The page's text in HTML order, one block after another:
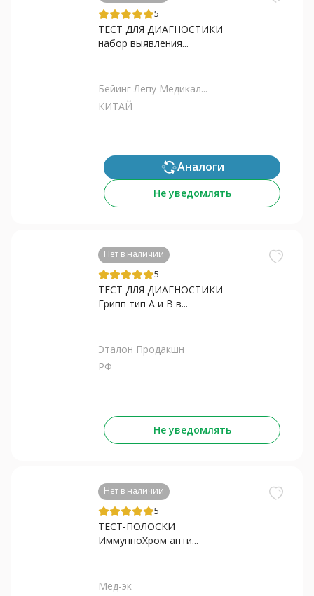
5
ТЕСТ ДЛЯ ДИАГНОСТИКИ
набор выявления...
Бейинг Лепу Медикал...
КИТАЙ
Аналоги
Не уведомлять
Нет в наличии
5
ТЕСТ ДЛЯ ДИАГНОСТИКИ
Грипп тип А и В в...
Эталон Продакшн
РФ
Не уведомлять
Нет в наличии
5
ТЕСТ-ПОЛОСКИ
ИммунноХром анти...
Мед-эк